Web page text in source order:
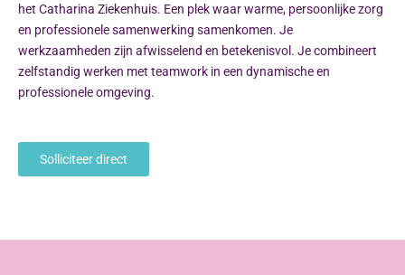
het Catharina Ziekenhuis. Een plek waar warme, persoonlijke zorg
en professionele samenwerking samenkomen. Je
werkzaamheden zijn afwisselend en betekenisvol. Je combineert
zelfstandig werken met teamwork in een dynamische en
professionele omgeving.
Solliciteer direct